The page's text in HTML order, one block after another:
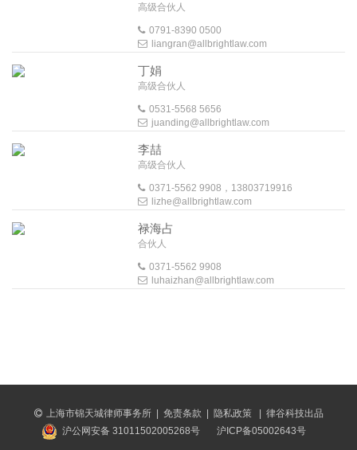
高级合伙人
0791-8390 0500
liangran@allbrightlaw.com
丁娟
高级合伙人
0531-5568 5656
juanding@allbrightlaw.com
李喆
高级合伙人
0371-5562 9908，13803719916
lizhe@allbrightlaw.com
禄海占
合伙人
0371-5562 9908
luhaizhan@allbrightlaw.com
上海市锦天城律师事务所 | 免责条款 | 隐私政策 | 律谷科技出品
沪公网安备 31011502005268号
沪ICP备05002643号